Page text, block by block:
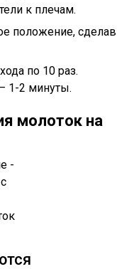
к плечам.
положение, сделав
по 10 раз.
1-2 минуты.
молоток на